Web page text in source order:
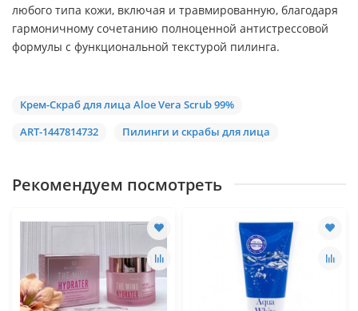
любого типа кожи, включая и травмированную, благодаря
гармоничному сочетанию полноценной антистрессовой
формулы с функциональной текстурой пилинга.
Крем-Скраб для лица Aloe Vera Scrub 99%
ART-1447814732
Пилинги и скрабы для лица
Рекомендуем посмотреть